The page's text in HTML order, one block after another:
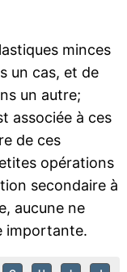
minces
un cas, et de
un autre;
associée à ces
de ces
opérations
secondaire à
aucune ne
importante.